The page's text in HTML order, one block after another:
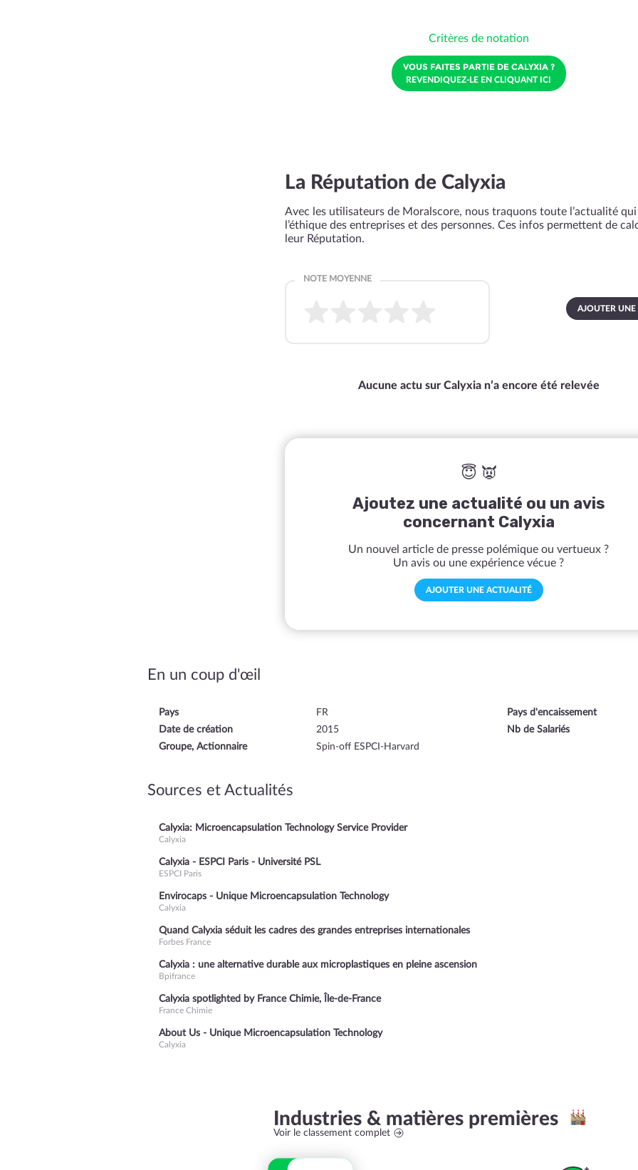
Critères de notation
VOUS FAITES PARTIE DE CALYXIA ?
REVENDIQUEZ-LE EN CLIQUANT ICI
La Réputation de Calyxia
Avec les utilisateurs de Moralscore, nous traquons toute l’actualité
l’éthique des entreprises et des personnes. Ces infos permettent de
leur Réputation.
AJOUTER UNE
Aucune actu sur Calyxia n’a encore été relevée
😇 👿
Ajoutez une actualité ou un avis
concernant Calyxia
Un nouvel article de presse polémique ou vertueux ?
Un avis ou une expérience vécue ?
AJOUTER UNE ACTUALITÉ
En un coup d'œil
Pays
FR
Date de création
2015
Groupe, Actionnaire
Spin-off ESPCI-Harvard
Pays d'encaissement
Nb de Salariés
Sources et Actualités
Calyxia: Microencapsulation Technology Service Provider
Calyxia
Calyxia - ESPCI Paris - Université PSL
ESPCI Paris
Envirocaps - Unique Microencapsulation Technology
Calyxia
Quand Calyxia séduit les cadres des grandes entreprises internationales
Forbes France
Calyxia : une alternative durable aux microplastiques en pleine ascension
Bpifrance
Calyxia spotlighted by France Chimie, Île-de-France
France Chimie
About Us - Unique Microencapsulation Technology
Calyxia
Industries & matières premières
Voir le classement complet